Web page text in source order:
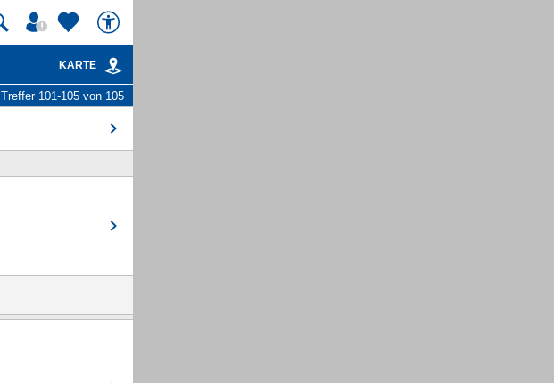
KARTE
Treffer 101-105 von 105